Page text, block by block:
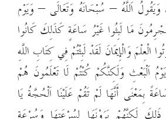
وَيَقُولُ اَللَّهُ – سُبْحَانَهُ وَتَعَالَى – وَيَوْم
مَا لَبِثُوا غَيْرُ سَاعَةٍ كَذَلِكَ كَانُوا
الْعِلْمَ وَالْإِيمَانَ لَقَدْ لَبِثْتُمْ فِي كِتَابِ اللَّهِ
اَلْبَعْثِ وَلَكِنَّكُمْ كُنْتُمْ لَا تَعْلَمُونَ هُمْ
بِمَعْنَى أَنَّهَا لَمْ تَقُمْ عَلَيْنَا اَلْحُجَّةُ يَا